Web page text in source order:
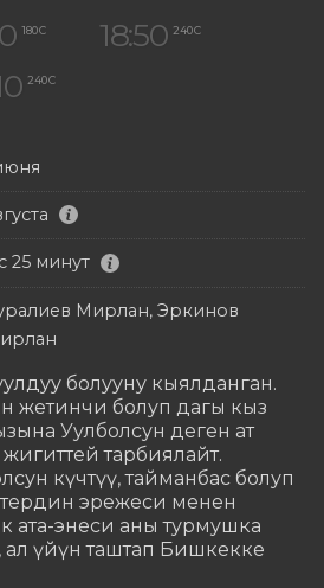
180 С 18:50 240 С
240 С
25 минут
Мирлан, Эркинов
болууну кыялданган.
жетинчи болуп дагы кыз
Уулболсун деген ат
тарбиялайт.
күчтүү, тайманбас болуп
эрежеси менен
ата-энеси аны турмушка
ал үйүн таштап Бишкекке